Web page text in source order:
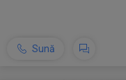
Sună